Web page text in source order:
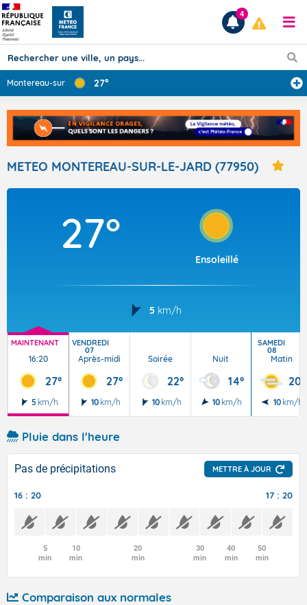
Prévisions
TOUS LES RÉSULTATS
Articles
4
Montereau-sur-l ... 27°
METEO MONTEREAU-SUR-LE-JARD (77950)
27°
Ensoleillé
5 km/h
MAINTENANT
16:20
27°
5 km/h
VENDREDI
07
Après-midi
27°
10 km/h
Soirée
22°
10 km/h
Nuit
14°
10 km/h
SAMEDI
08
Matin
20°
10 km/h
Pluie dans l'heure
Pas de précipitations METTRE À JOUR
16 : 20 17 : 20
5
min
10
min
20
min
30
min
40
min
50
min
Comparaison aux normales